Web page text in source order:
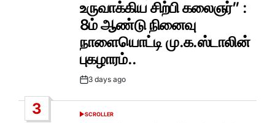
உருவாக்கிய சிற்பி கலைஞர்” :
8ம் ஆண்டு நினைவு
நாளையொட்டி மு.க.ஸ்டாலின்
புகழாரம்..
Post3 days ago
3
POSTED
SCROLLER